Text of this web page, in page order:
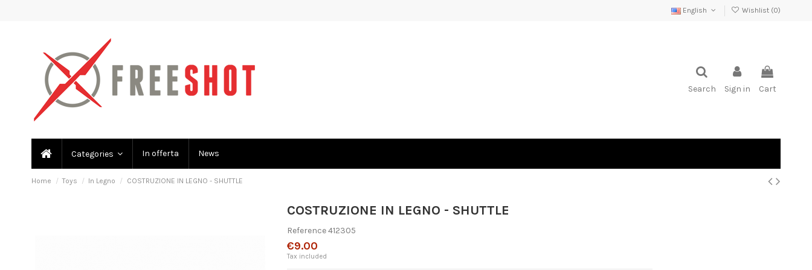
English Wishlist (0)
Search Sign in Cart
Categories In offerta News
Home Toys In Legno COSTRUZIONE IN LEGNO - SHUTTLE
COSTRUZIONE IN LEGNO - SHUTTLE
Reference412305
€9.00
Tax included